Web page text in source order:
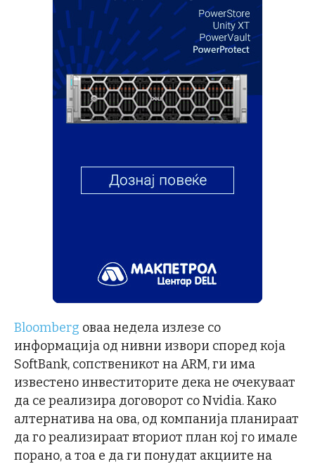
Bloomberg оваа недела излезе со
информација од нивни извори според која
SoftBank, сопственикот на ARM, ги има
известено инвеститорите дека не очекуваат
да се реализира договорот со Nvidia. Како
алтернатива на ова, од компанија планираат
да го реализираат вториот план кој го имале
порано, а тоа е да ги понудат акциите на